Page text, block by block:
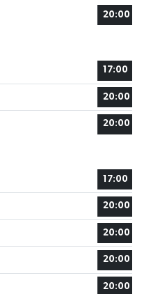
20:00
17:00
20:00
20:00
17:00
20:00
20:00
20:00
20:00